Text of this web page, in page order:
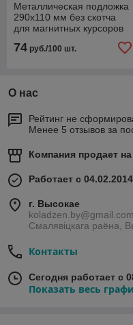
Металлическая подложка
290х110 мм без скотча
для магнитных курсоров
74 руб./100 шт.
О нас
Рейтинг не
Менее 5 отзывов за
Компания продает на
Работает с 04.02.2014
г. Высокае
Смалявіцкага раёна,
Контакты
Сегодня работает с
Показать весь